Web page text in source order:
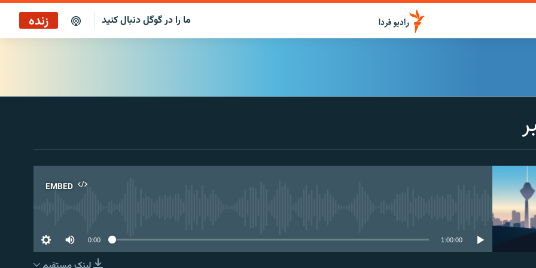
ما را در گوگل دنبال کنید زنده
EMBED
0:00 1:00:00